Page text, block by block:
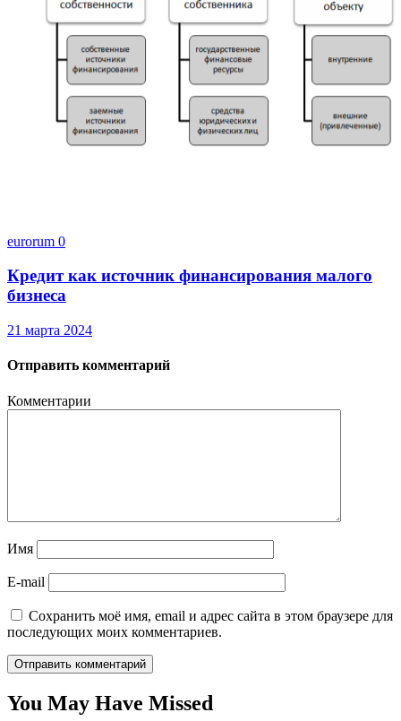
eurorum 0
Кредит как источник финансирования малого
бизнеса
21 марта 2024
Отправить комментарий
Комментарии
Имя
E-mail
Сохранить моё имя, email и адрес сайта в этом браузере для
последующих моих комментариев.
You May Have Missed